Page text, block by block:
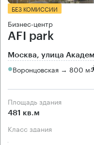
БЕЗ КОМИССИИ
Бизнес-центр
AFI park
Москва, улица
Воронцовская → 800 м
Площадь здания
481 кв.м
Класс здания
А